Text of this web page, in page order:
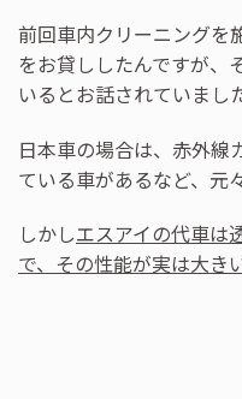
前回車内クリーニングを
をお貸ししたんですが、
いるとお話されていまし
日本車の場合は、赤外線
ている車があるなど、元
しかしエスアイの代車は
で、その性能が実は大き